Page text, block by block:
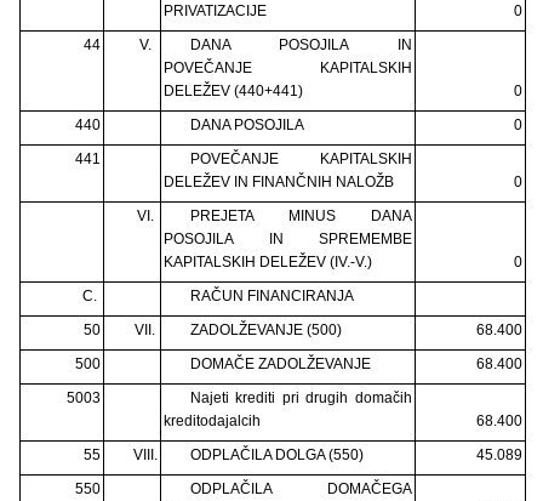
PRIVATIZACIJE
0
44
V.
DANA POSOJILA IN
POVEČANJE KAPITALSKIH
DELEŽEV (440+441)
0
440
DANA POSOJILA
0
441
POVEČANJE KAPITALSKIH
DELEŽEV IN FINANČNIH NALOŽB
0
VI.
PREJETA MINUS DANA
POSOJILA IN SPREMEMBE
KAPITALSKIH DELEŽEV (IV.-V.)
0
C.
RAČUN FINANCIRANJA
50
VII. ZADOLŽEVANJE (500)
68.400
500
DOMAČE ZADOLŽEVANJE
68.400
5003
Najeti krediti pri drugih domačih
kreditodajalcih
68.400
55
VIII. ODPLAČILA DOLGA (550)
45.089
550
ODPLAČILA DOMAČEGA